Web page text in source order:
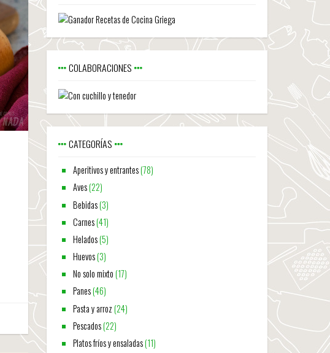
COLABORACIONES
CATEGORÍAS
Aperitivos y entrantes(78)
Aves(22)
Bebidas(3)
Carnes(41)
Helados(5)
Huevos(3)
No solo mixto(17)
Panes(46)
Pasta y arroz(24)
Pescados(22)
Platos fríos y ensaladas(11)